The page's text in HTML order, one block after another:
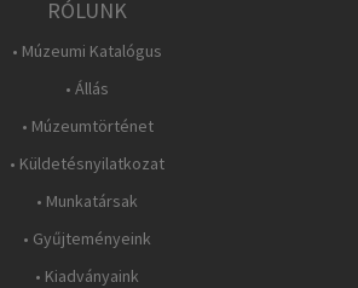
RÓLUNK
• Múzeumi Katalógus
• Állás
• Múzeumtörténet
• Küldetésnyilatkozat
• Munkatársak
• Gyűjteményeink
• Kiadványaink